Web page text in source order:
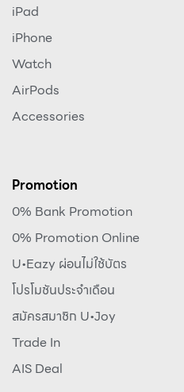
iPad
iPhone
Watch
AirPods
Accessories
Promotion
0% Bank Promotion
0% Promotion Online
U•Eazy ผ่อนไม่ใช้บัตร
โปรโมชันประจำเดือน
สมัครสมาชิก U•Joy
Trade In
AIS Deal